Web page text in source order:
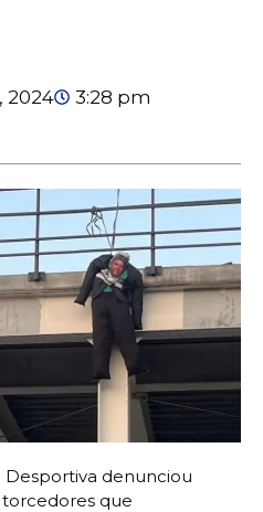
2024
3:28 pm
Desportiva denunciou
que